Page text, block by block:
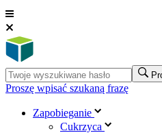
Proszę wpisać szukaną frazę
Zapobieganie
Cukrzyca